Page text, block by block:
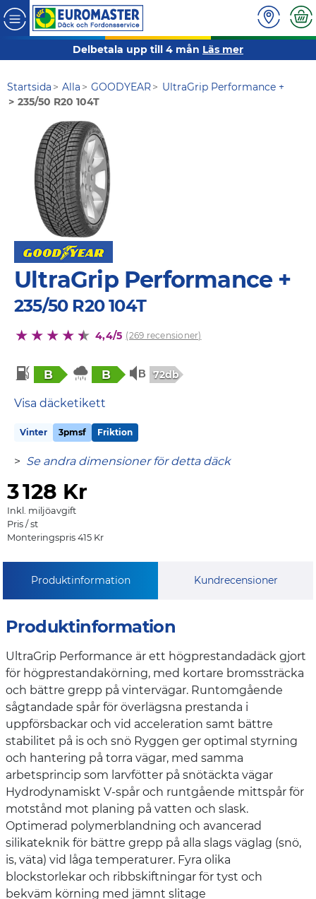
Delbetala upp till 4 mån Läs mer
Startsida Alla GOODYEAR
UltraGrip Performance +
235/50 R20 104T
UltraGrip Performance +
235/50 R20 104T
4,4/5 (269 recensioner)
B B 72db
Visa däcketikett
Vinter 3pmsf Friktion
> Se andra dimensioner för detta däck
3128 Kr
Inkl. miljöavgift
Pris / st
Monteringspris 415 Kr
Produktinformation Kundrecensioner
Produktinformation
UltraGrip Performance är ett högprestandadäck gjort
för högprestandakörning, med kortare bromssträcka
och bättre grepp på vintervägar. Runtomgående
sågtandade spår för överlägsna prestanda i
uppförsbackar och vid acceleration samt bättre
stabilitet på is och snö Ryggen ger optimal styrning
och hantering på torra vägar, med samma
arbetsprincip som larvfötter på snötäckta vägar
Hydrodynamiskt V-spår och runtgående mittspår för
motstånd mot planing på vatten och slask.
Optimerad polymerblandning och avancerad
silikateknik för bättre grepp på alla slags väglag (snö,
is, väta) vid låga temperaturer. Fyra olika
blockstorlekar och ribbskiftningar för tyst och
bekväm körning med jämnt slitage